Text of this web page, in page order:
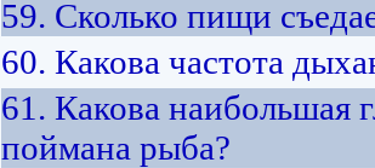
59. Сколько пищи
60. Какова частота
61. Какова наибольшая
поймана рыба?